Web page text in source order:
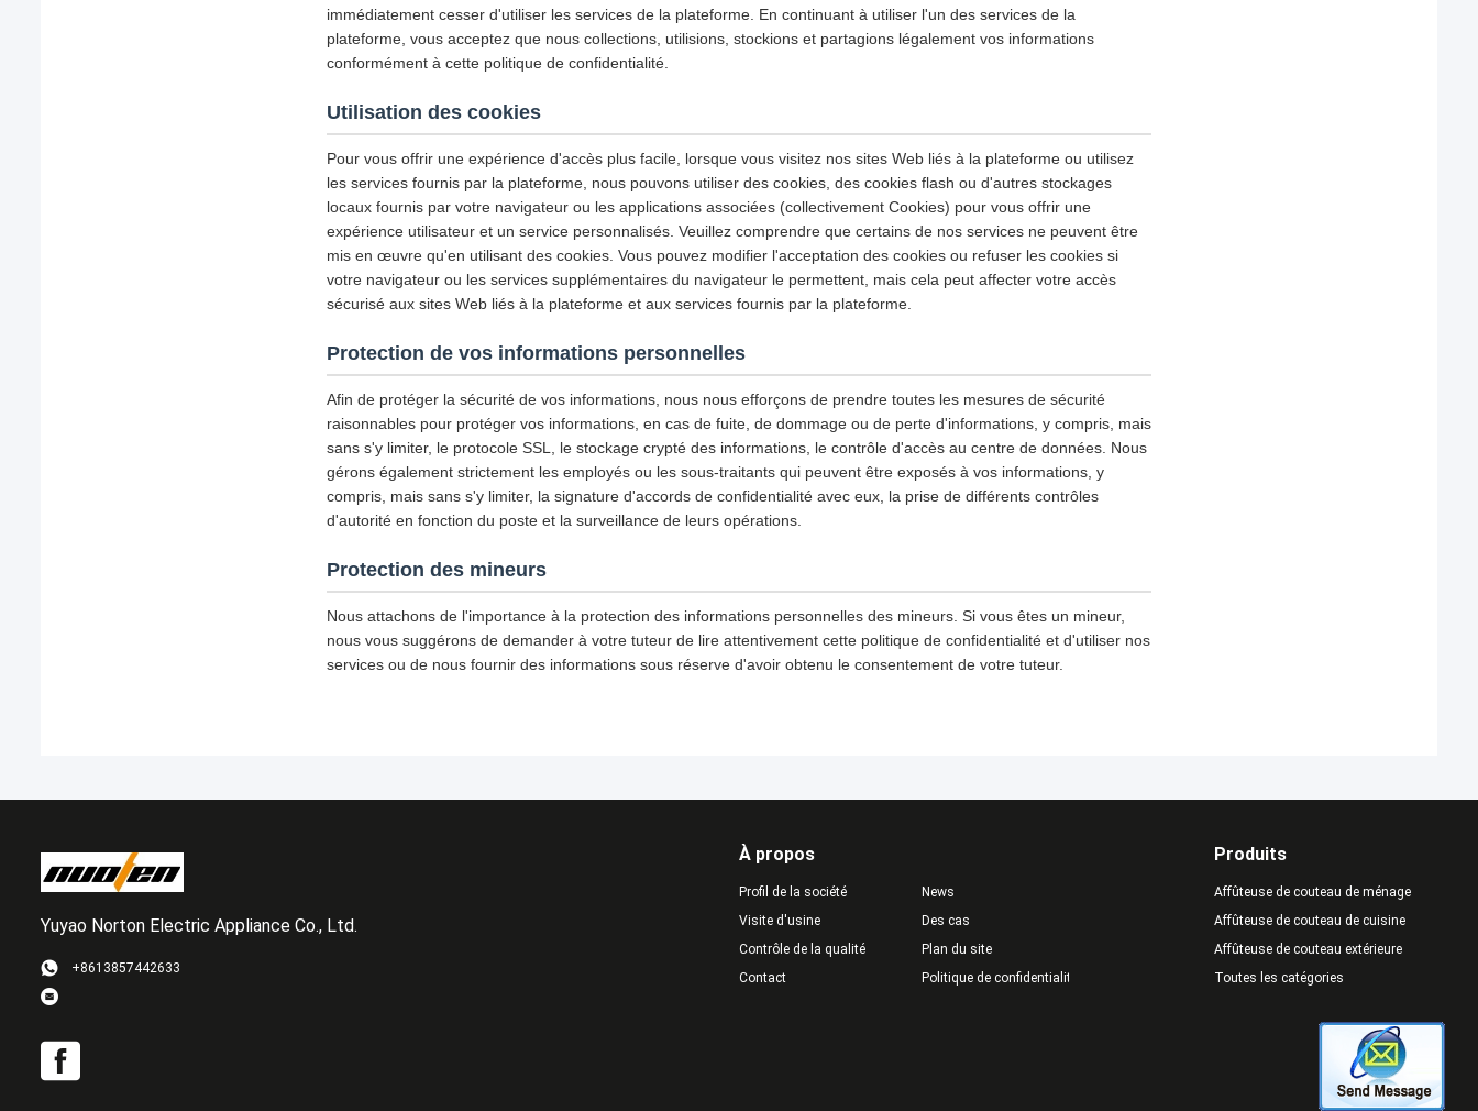
immédiatement cesser d'utiliser les services de la plateforme. En continuant à utiliser l'un des services de la
plateforme, vous acceptez que nous collections, utilisions, stockions et partagions légalement vos informations
conformément à cette politique de confidentialité.
Utilisation des cookies
Pour vous offrir une expérience d'accès plus facile, lorsque vous visitez nos sites Web liés à la plateforme ou utilisez
les services fournis par la plateforme, nous pouvons utiliser des cookies, des cookies flash ou d'autres stockages
locaux fournis par votre navigateur ou les applications associées (collectivement Cookies) pour vous offrir une
expérience utilisateur et un service personnalisés. Veuillez comprendre que certains de nos services ne peuvent être
mis en œuvre qu'en utilisant des cookies. Vous pouvez modifier l'acceptation des cookies ou refuser les cookies si
votre navigateur ou les services supplémentaires du navigateur le permettent, mais cela peut affecter votre accès
sécurisé aux sites Web liés à la plateforme et aux services fournis par la plateforme.
Protection de vos informations personnelles
Afin de protéger la sécurité de vos informations, nous nous efforçons de prendre toutes les mesures de sécurité
raisonnables pour protéger vos informations, en cas de fuite, de dommage ou de perte d'informations, y compris, mais
sans s'y limiter, le protocole SSL, le stockage crypté des informations, le contrôle d'accès au centre de données. Nous
gérons également strictement les employés ou les sous-traitants qui peuvent être exposés à vos informations, y
compris, mais sans s'y limiter, la signature d'accords de confidentialité avec eux, la prise de différents contrôles
d'autorité en fonction du poste et la surveillance de leurs opérations.
Protection des mineurs
Nous attachons de l'importance à la protection des informations personnelles des mineurs. Si vous êtes un mineur,
nous vous suggérons de demander à votre tuteur de lire attentivement cette politique de confidentialité et d'utiliser nos
services ou de nous fournir des informations sous réserve d'avoir obtenu le consentement de votre tuteur.
Yuyao Norton Electric Appliance Co., Ltd.
+8613857442633
À propos
Profil de la société
Visite d'usine
Contrôle de la qualité
Contact
News
Des cas
Plan du site
Politique de confidentialité
Produits
Affûteuse de couteau de ménage
Affûteuse de couteau de cuisine
Affûteuse de couteau extérieure
Toutes les catégories